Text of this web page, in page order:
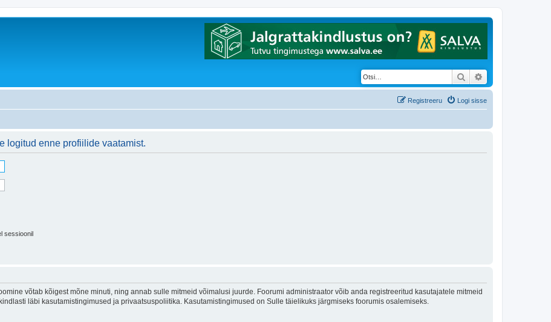
Otsi
Logi sisse
Registreeru
logitud enne profiilide vaatamist.
sessioonil
võtab kõigest mõne minuti, ning annab sulle mitmeid võimalusi juurde. Foorumi administraator võib anda registreeritud kasutajatele mitmeid
läbi kasutamistingimused ja privaatsuspoliitika. Kasutamistingimused on Sulle täielikuks järgmiseks foorumis osalemiseks.